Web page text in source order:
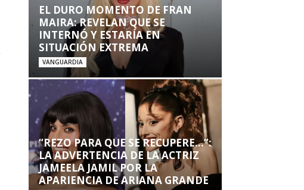
EL DURO MOMENTO DE FRAN
MAIRA: REVELAN QUE SE
INTERNÓ Y ESTARÍA EN
SITUACIÓN EXTREMA
VANGUARDIA
“REZO PARA QUE SE RECUPERE…”:
LA ADVERTENCIA DE LA ACTRIZ
JAMEELA JAMIL POR LA
APARIENCIA DE ARIANA GRANDE